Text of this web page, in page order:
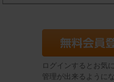
ログインするとお気
管理が出来るように